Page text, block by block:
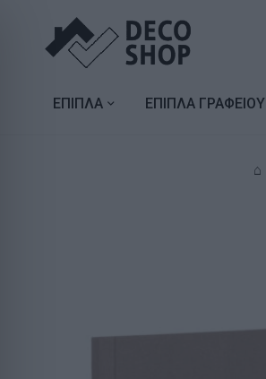
ΕΠΙΠΛΑ ΕΠΙΠΛΑ ΓΡΑΦΕΙΟΥ
⌂